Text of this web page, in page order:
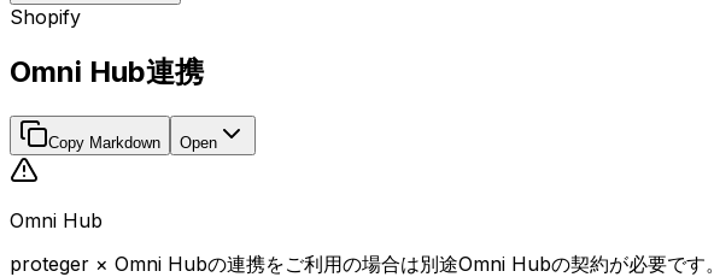
Shopify
Omni Hub連携
Copy Markdown Open
Omni Hub
proteger × Omni Hubの連携をご利用の場合は別途Omni Hubの契約が必要です。